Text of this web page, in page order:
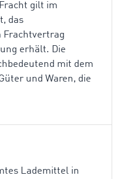
gilt im
das
Frachtvertrag
erhält. Die
mit dem
und Waren, die
Lademittel in